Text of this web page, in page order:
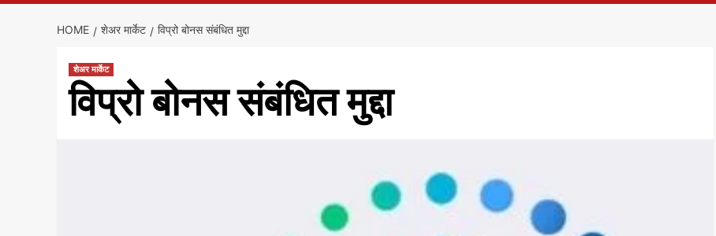
HOME शेअर मार्केट विप्रो बोनस संबंधित मुद्दा
शेअर मार्केट
विप्रो बोनस संबंधित मुद्दा